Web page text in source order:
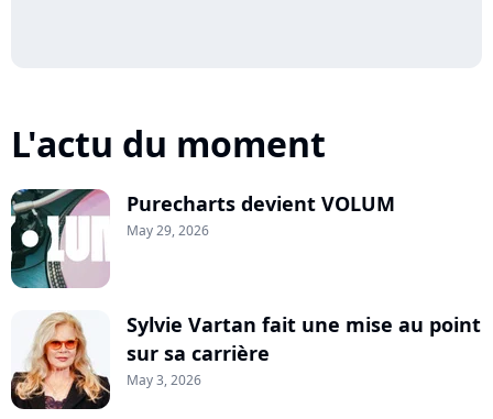
L'actu du moment
Purecharts devient VOLUM
May 29, 2026
Sylvie Vartan fait une mise au point
sur sa carrière
May 3, 2026